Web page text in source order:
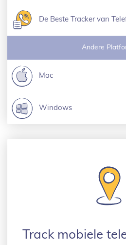
De Beste Tracker van
Andere
Mac
Windows
Track mobiele